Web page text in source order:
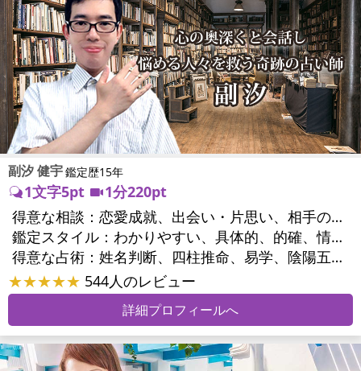
副汐 健宇鑑定歴15年
1文字5pt
1分220pt
得意な相談：
恋愛成就、出会い・片思い、相手の気持ち、相性、結婚、二人の今後、人間関係、職場の人間関係、対人関係、仕事運、適職、天職、転職、進路、就職、人生全般、開業、夢、目標、ビジネスチャンス、ビジネスパートナー、家族関係、夫婦関係、家庭問題、夫婦問題、親族問題、精神問題、心の問題、うつ、トラウマ、ストレス、人生相談、ペットの気持ち、引越し・転居、開運指導、健康運、金運、ご近所問題
鑑定スタイル：
わかりやすい、具体的、的確、情報量が多い、聞き上手、とても話しやすい、じっくり聞いてくれる、深く濃厚、前向き・元気になれる
得意な占術：
姓名判断、四柱推命、易学、陰陽五行、手相、サイコロ
★★★★★ 544人のレビュー
詳細プロフィールへ